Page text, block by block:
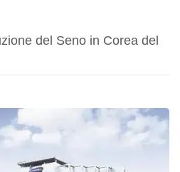
del Seno in Corea del